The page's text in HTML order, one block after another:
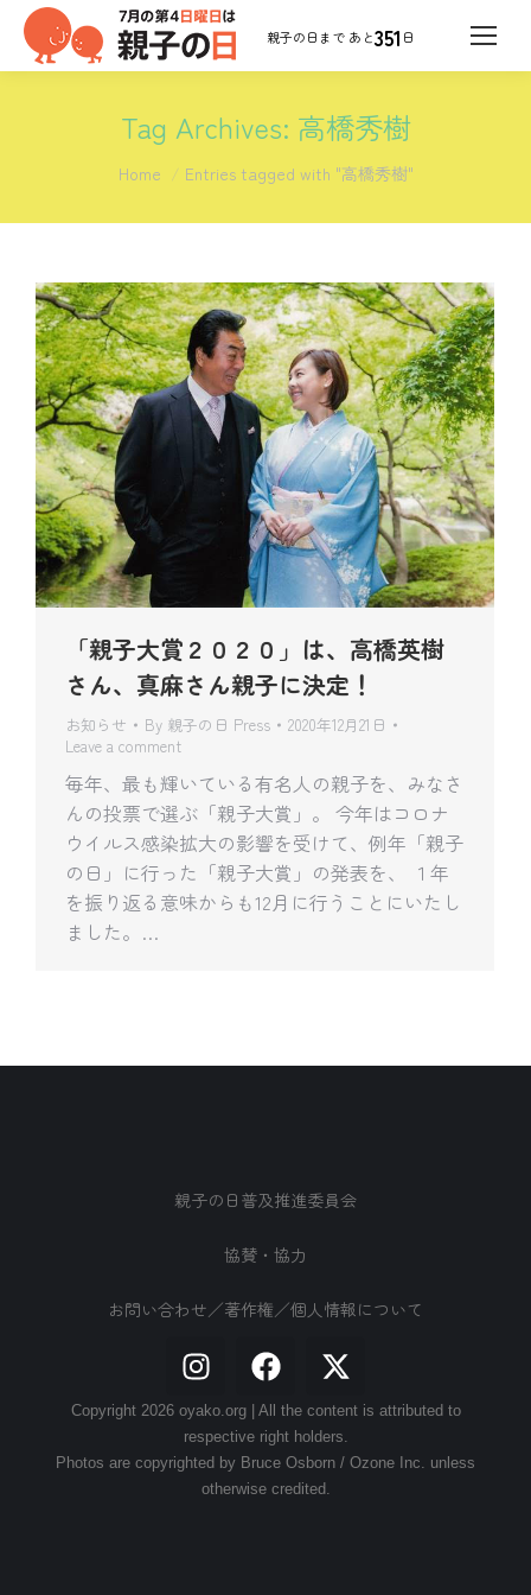
351 日
Tag Archives: 高橋秀樹
You are here:
Home Entries tagged with "高橋秀樹"
「親子大賞２０２０」は、高橋英樹
さん、真麻さん親子に決定！
お知らせ By 親子の日 Press
2020年12月21日
Leave a comment
毎年、最も輝いている有名人の親子を、みなさ
んの投票で選ぶ「親子大賞」。 今年はコロナ
ウイルス感染拡大の影響を受けて、例年「親子
の日」に行った「親子大賞」の発表を、 １年
を振り返る意味からも12月に行うことにいたし
ました。…
親子の日普及推進委員会
協賛・協力
お問い合わせ／著作権／個人情報について
Copyright 2026 oyako.org | All the content is attributed to
respective right holders.
Photos are copyrighted by Bruce Osborn / Ozone Inc. unless
otherwise credited.